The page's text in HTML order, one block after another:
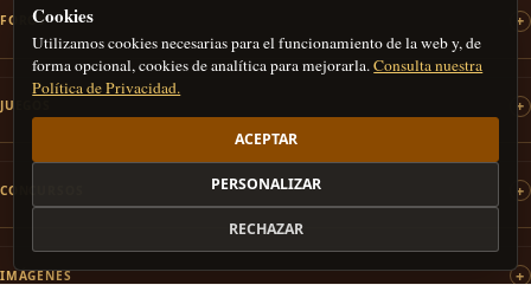
FOROS
JUEGOS
CONCURSOS
IMÁGENES
Cookies
Utilizamos cookies necesarias para el funcionamiento de la web y, de
forma opcional, cookies de analítica para mejorarla.Consulta nuestra
Política de Privacidad.
ACEPTAR
PERSONALIZAR
RECHAZAR